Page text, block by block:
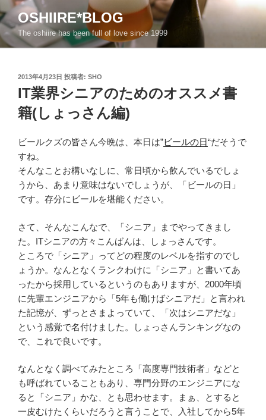
ン
テ
ン
OSHIIRE*BLOG
The oshiire has been full of love since 1999
投
稿
日:
2013年4月23日 投稿者: SHO
IT業界シニアのためのオススメ書
籍(しょっさん編)
ビールクズの皆さん今晩は、本日は”ビールの日“だそうで
すね。
そんなことお構いなしに、常日頃から飲んでいるでしょ
うから、あまり意味はないでしょうが、「ビールの日」
です。存分にビールを堪能ください。
さて、そんなこんなで、「シニア」までやってきまし
た。ITシニアの方々こんばんは、しょっさんです。
ところで「シニア」ってどの程度のレベルを指すのでし
ょうか。なんとなくランクわけに「シニア」と書いてあ
ったから採用しているというのもありますが、2000年頃
に先輩エンジニアから「5年も働けばシニアだ」と言われ
た記憶が、ずっとさまよっていて、「次はシニアだな」
という感覚で名付けました。しょっさんランキングなの
で、これで良いです。
なんとなく調べてみたところ「高度専門技術者」などと
も呼ばれていることもあり、専門分野のエンジニアにな
ると「シニア」かな、とも思わせます。まぁ、とすると
一皮むけたくらいだろうと言うことで、入社してから5年